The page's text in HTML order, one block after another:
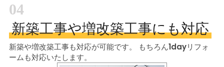
04
新築工事や増改築工事にも対応
新築や増改築工事も対応が可能です。
もちろん1dayリフォ
ームも対応いたします。